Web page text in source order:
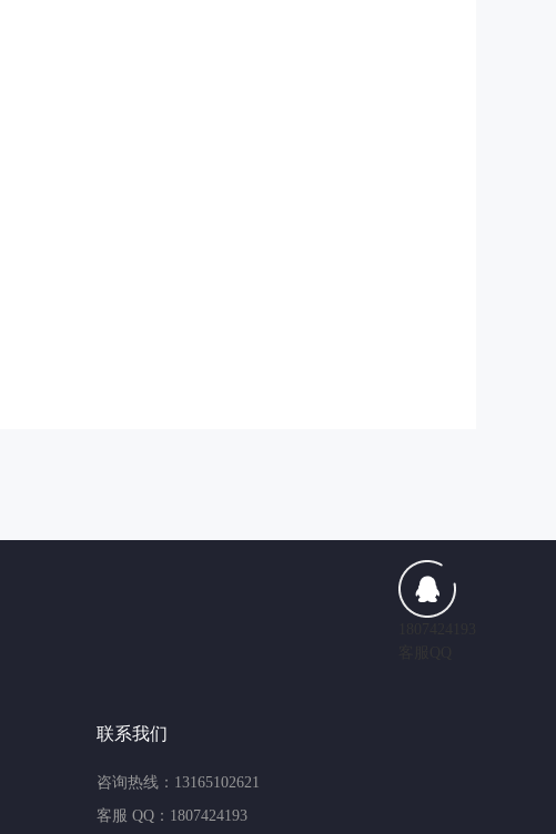
联系我们
咨询热线：13165102621
客服 QQ：1807424193